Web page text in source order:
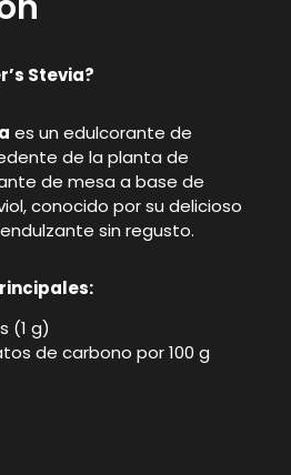
Stevia?
es un edulcorante de
de la planta de
de mesa a base de
conocido por su delicioso
sin regusto.
(1 g)
de carbono por 100 g